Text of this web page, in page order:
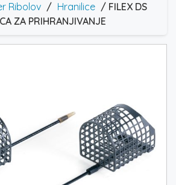
Ribolov / Hranilice / FILEX DS
ZA PRIHRANJIVANJE